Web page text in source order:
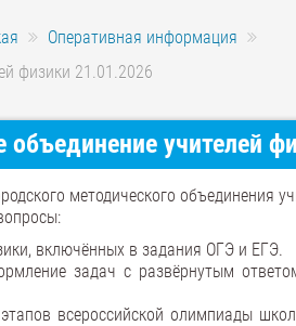
Оперативная информация
физики 21.01.2026
объединение учителей
методического объединения
включённых в задания ОГЭ и ЕГЭ.
задач с развёрнутым
всероссийской олимпиады